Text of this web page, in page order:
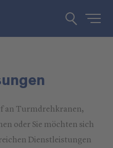
an Turmdrehkranen,
oder Sie möchten sich
Dienstleistungen